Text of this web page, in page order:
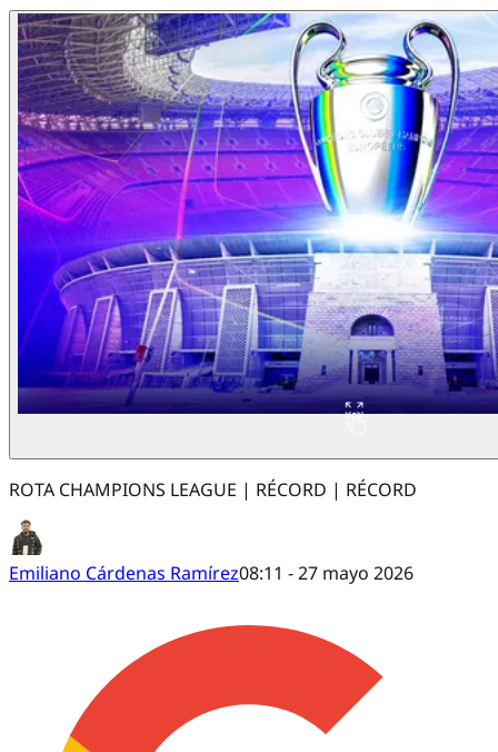
ROTA CHAMPIONS LEAGUE | RÉCORD | RÉCORD
Emiliano Cárdenas Ramírez08:11 - 27 mayo 2026